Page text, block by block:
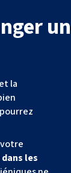
la
les